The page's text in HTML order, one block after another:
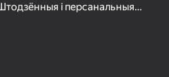
і персанальныя
у гульню (раз у тры гадзіны і